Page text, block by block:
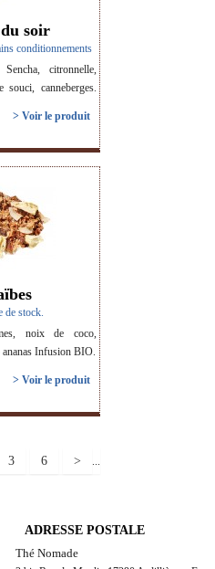
soir
conditionnements
citronnelle,
souci, canneberges.
> Voir le produit
de stock.
noix de coco,
ananas Infusion BIO.
> Voir le produit
3 ...
6 >
ADRESSE POSTALE
Thé Nomade